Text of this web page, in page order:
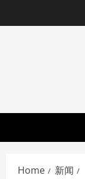
to
Home
新闻